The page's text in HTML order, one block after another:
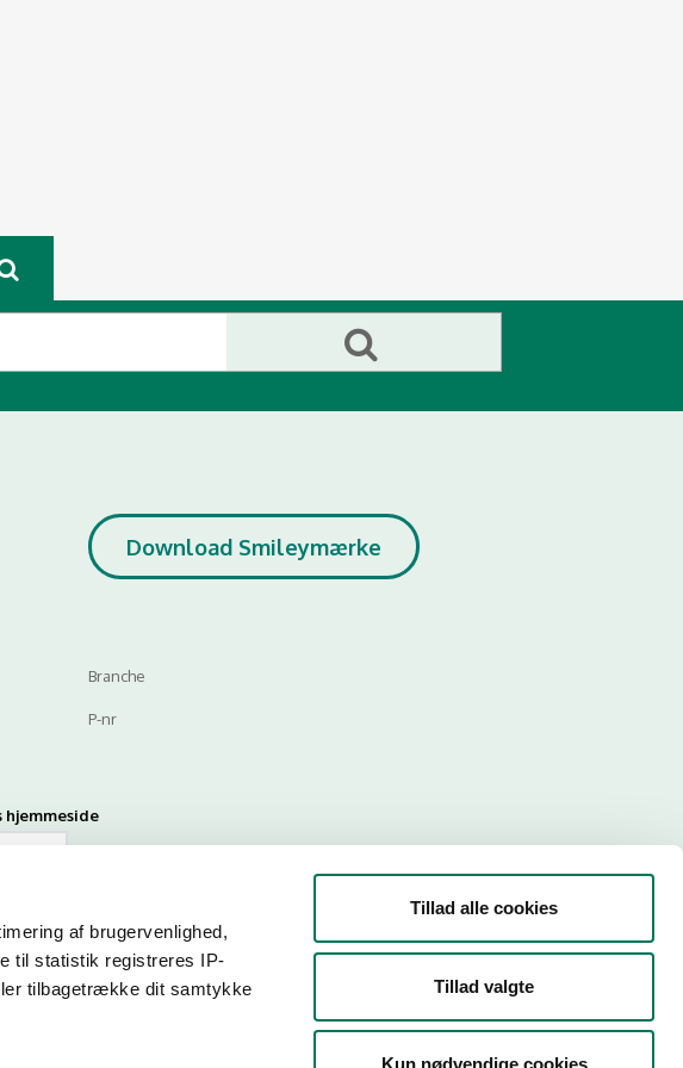
af brugervenlighed,
til statistik registreres IP-
tilbagetrække dit samtykke
Tillad alle cookies
Tillad valgte
Kun nødvendige cookies
Download Smileymærke
Branche
P-nr
kontrolrapporter. Så